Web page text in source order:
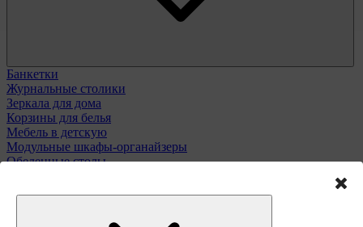
Банкетки
Журнальные столики
Зеркала для дома
Корзины для белья
Мебель в детскую
Модульные шкафы-органайзеры
Обеденные столы
Туалетные столики